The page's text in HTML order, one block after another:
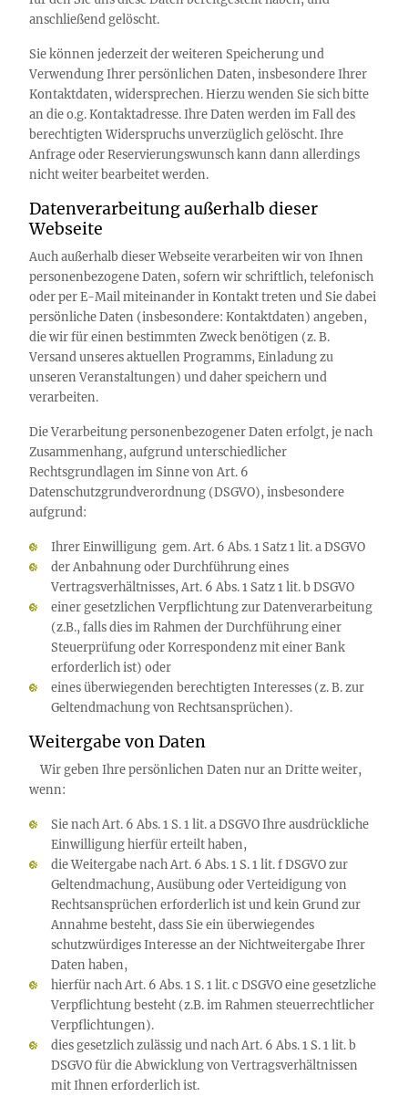
anschließend gelöscht.
Sie können jederzeit der weiteren Speicherung und
Verwendung Ihrer persönlichen Daten, insbesondere Ihrer
Kontaktdaten, widersprechen. Hierzu wenden Sie sich bitte
an die o.g. Kontaktadresse. Ihre Daten werden im Fall des
berechtigten Widerspruchs unverzüglich gelöscht. Ihre
Anfrage oder Reservierungswunsch kann dann allerdings
nicht weiter bearbeitet werden.
Datenverarbeitung außerhalb dieser
Webseite
Auch außerhalb dieser Webseite verarbeiten wir von Ihnen
personenbezogene Daten, sofern wir schriftlich, telefonisch
oder per E-Mail miteinander in Kontakt treten und Sie dabei
persönliche Daten (insbesondere: Kontaktdaten) angeben,
die wir für einen bestimmten Zweck benötigen (z. B.
Versand unseres aktuellen Programms, Einladung zu
unseren Veranstaltungen) und daher speichern und
verarbeiten.
Die Verarbeitung personenbezogener Daten erfolgt, je nach
Zusammenhang, aufgrund unterschiedlicher
Rechtsgrundlagen im Sinne von Art. 6
Datenschutzgrundverordnung (DSGVO), insbesondere
aufgrund:
Ihrer Einwilligung gem. Art. 6 Abs. 1 Satz 1 lit. a DSGVO
der Anbahnung oder Durchführung eines
Vertragsverhältnisses, Art. 6 Abs. 1 Satz 1 lit. b DSGVO
einer gesetzlichen Verpflichtung zur Datenverarbeitung
(z.B., falls dies im Rahmen der Durchführung einer
Steuerprüfung oder Korrespondenz mit einer Bank
erforderlich ist) oder
eines überwiegenden berechtigten Interesses (z. B. zur
Geltendmachung von Rechtsansprüchen).
Weitergabe von Daten
Wir geben Ihre persönlichen Daten nur an Dritte weiter,
wenn:
Sie nach Art. 6 Abs. 1 S. 1 lit. a DSGVO Ihre ausdrückliche
Einwilligung hierfür erteilt haben,
die Weitergabe nach Art. 6 Abs. 1 S. 1 lit. f DSGVO zur
Geltendmachung, Ausübung oder Verteidigung von
Rechtsansprüchen erforderlich ist und kein Grund zur
Annahme besteht, dass Sie ein überwiegendes
schutzwürdiges Interesse an der Nichtweitergabe Ihrer
Daten haben,
hierfür nach Art. 6 Abs. 1 S. 1 lit. c DSGVO eine gesetzliche
Verpflichtung besteht (z.B. im Rahmen steuerrechtlicher
Verpflichtungen).
dies gesetzlich zulässig und nach Art. 6 Abs. 1 S. 1 lit. b
DSGVO für die Abwicklung von Vertragsverhältnissen
mit Ihnen erforderlich ist.